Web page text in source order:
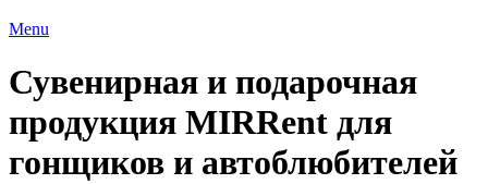
Menu
Сувенирная и подарочная
продукция MIRRent для
гонщиков и автоблюбителей